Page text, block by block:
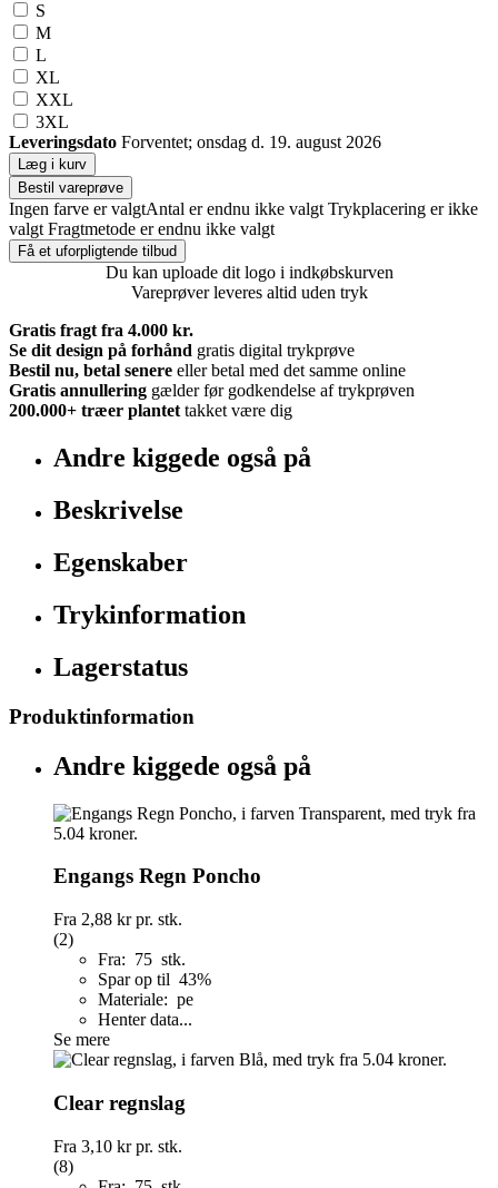
S
M
L
XL
XXL
3XL
Leveringsdato Forventet; onsdag d. 19. august 2026
Læg i kurv
Bestil vareprøve
Ingen farve er valgtAntal er endnu ikke valgt Trykplacering er ikke
valgt Fragtmetode er endnu ikke valgt
Få et uforpligtende tilbud
Du kan uploade dit logo i indkøbskurven
Vareprøver leveres altid uden tryk
Gratis fragt fra 4.000 kr.
Se dit design på forhånd gratis digital trykprøve
Bestil nu, betal senere eller betal med det samme online
Gratis annullering gælder før godkendelse af trykprøven
200.000+ træer plantet takket være dig
Andre kiggede også på
Beskrivelse
Egenskaber
Trykinformation
Lagerstatus
Produktinformation
Andre kiggede også på
Engangs Regn Poncho
Fra 2,88 krpr. stk.
(2)
Fra: 75 stk.
Spar op til 43%
Materiale: pe
Henter data...
Se mere
Clear regnslag
Fra 3,10 krpr. stk.
(8)